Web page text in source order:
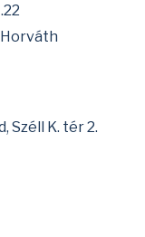
Horváth
Széll K. tér 2.